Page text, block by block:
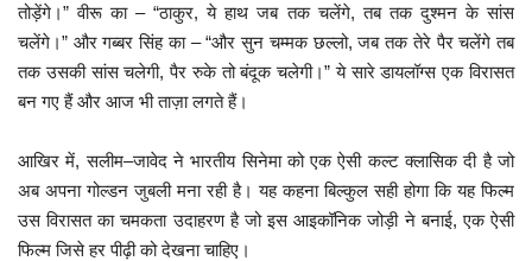
तोड़ेंगे।” वीरू का – “ठाकुर, ये हाथ जब तक चलेंगे, तब तक दुश्मन के सांस
चलेंगे।” और गब्बर सिंह का – “और सुन चम्मक छल्लो, जब तक तेरे पैर चलेंगे तब
तक उसकी सांस चलेगी, पैर रुके तो बंदूक चलेगी।” ये सारे डायलॉग्स एक विरासत
बन गए हैं और आज भी ताज़ा लगते हैं।
आखिर में, सलीम–जावेद ने भारतीय सिनेमा को एक ऐसी कल्ट क्लासिक दी है जो
अब अपना गोल्डन जुबली मना रही है। यह कहना बिल्कुल सही होगा कि यह फिल्म
उस विरासत का चमकता उदाहरण है जो इस आइकॉनिक जोड़ी ने बनाई, एक ऐसी
फिल्म जिसे हर पीढ़ी को देखना चाहिए।